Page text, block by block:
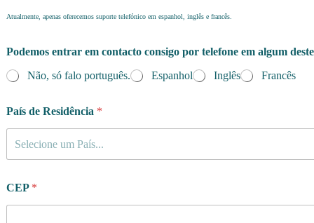
Atualmente, apenas oferecemos suporte telefónico em espanhol, inglês e francês.
Podemos entrar em contacto consigo por telefone em algum
Não, só falo português.
Espanhol Inglês Francês
País de Residência *
Selecione um País...
CEP *